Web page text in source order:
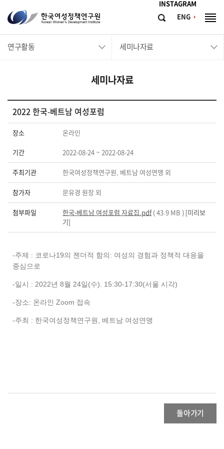
INSTAGRAM
ENG
한
국
여
연
구
원
Women's
Development
Institute
검
체
연구활동 세미나자료
세미나자료
2022 한국-베트남 여성포럼
장소 온라인
기간 2022-08-24 ~ 2022-08-24
주최기관 한국여성정책연구원, 베트남 여성연맹 외
참가자 문유경 원장 외
첨부파일 한국-베트남 여성포럼 자료집.pdf( 43.9 MB ) [미리보
기]
-주제 : 코로나19의 젠더적 함의: 여성의 경험과 정책적 대응을
중심으로
-일시 : 2022년 8월 24일(수). 15:30-17:30(서울 시각)
-장소: 온라인 Zoom 접속
-주최 : 한국여성정책연구원, 베트남 여성연맹
돌아가기